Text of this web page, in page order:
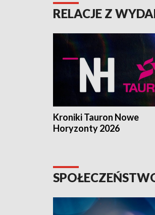
RELACJE Z
Kroniki Tauron Nowe
Horyzonty 2026